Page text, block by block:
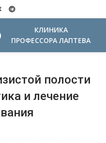
КЛИНИКА
ПРОФЕССОРА ЛАПТЕВА
полости
и лечение